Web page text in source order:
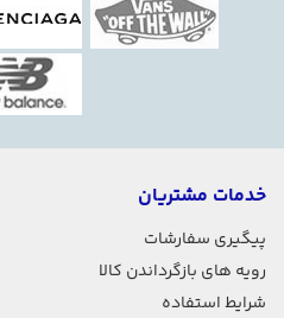
خدمات مشتریان
پیگیری سفارشات
رویه های بازگرداندن کالا
شرایط استفاده